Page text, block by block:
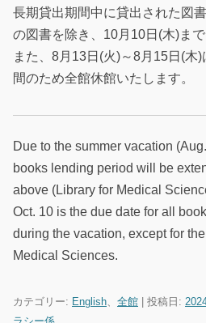
長期貸出期間中に貸出された図
の図書を除き、10月10日(木)まで
また、8月13日(火)～8月15日(木
間のため全館休館いたします。
Due to the summer vacation
books lending period will be
above (Library for Medical
Oct. 10 is the due date for all
during the vacation, except for
Medical Sciences.
カテゴリー: English、 全館 | 投稿日: